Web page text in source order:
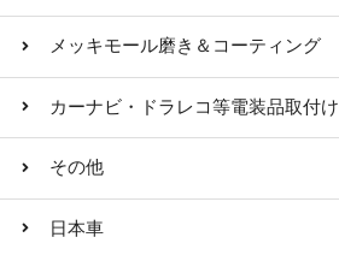
メッキモール磨き＆コーティング
カーナビ・ドラレコ等電装品取付け
その他
日本車